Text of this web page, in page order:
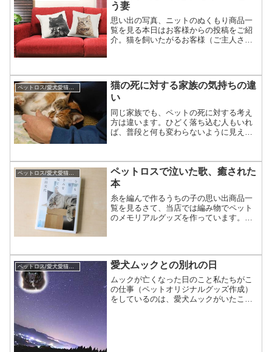
う妻
思い出の写真、ニットのぬくもり商品一
覧を見る本日はお客様からの投稿をご紹
介。猫を飼いたがるお客様（ご主人さ
猫を2匹飼っていました。妻...
猫の死に対する家族の気持ちの違
い
同じ家族でも、ペットの死に対する考え
方は違います。ひどく落ち込む人もいれ
ば、普段と何も変わらないように見える
が語った、愛猫みぃの最期の日野良猫だ
ったみぃもう、何年も前の...
ペットロス/愛犬愛猫の死と向き合う体験談
ペットロスで泣いた歌、癒された
本
糸を編んで作るうちの子の思い出商品一
覧を見るさて、当店では編み物でペット
のメモリアルグッズを作っています。そ
えになれば・・・。という...
ペットロス/愛犬愛猫の死と向き合う体験談 愛犬ムックとの別れの日
ムックが亡くなった日のこと私たちがこ
の仕事（ペットオリジナルグッズ作成）
をしているのは、愛犬ムックがいたこと